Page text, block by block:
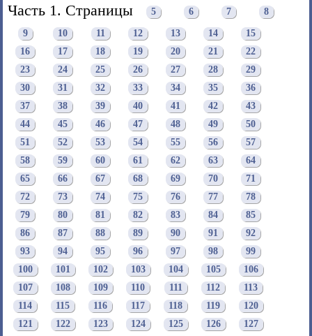
Часть 1. Страницы 5 6 7 8
9 10 11 12 13 14
15
16
17 18 19 20 21
22
23
24 25 26 27 28
29
30
31 32 33 34 35
36
37
38 39 40 41 42
43
44
45 46 47 48 49
50
51
52 53 54 55 56
57
58
59 60 61 62 63
64
65
66 67 68 69 70
71
72
73 74 75 76 77
78
79
80 81 82 83 84
85
86
87 88 89 90 91
92
93
94 95 96 97 98
99
100
101 102 103 104 105
106
107
108 109 110 111 112
113
114
115 116 117 118 119
120
121
122 123 124 125 126
127